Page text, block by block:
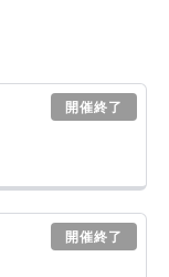
開催終了
開催終了